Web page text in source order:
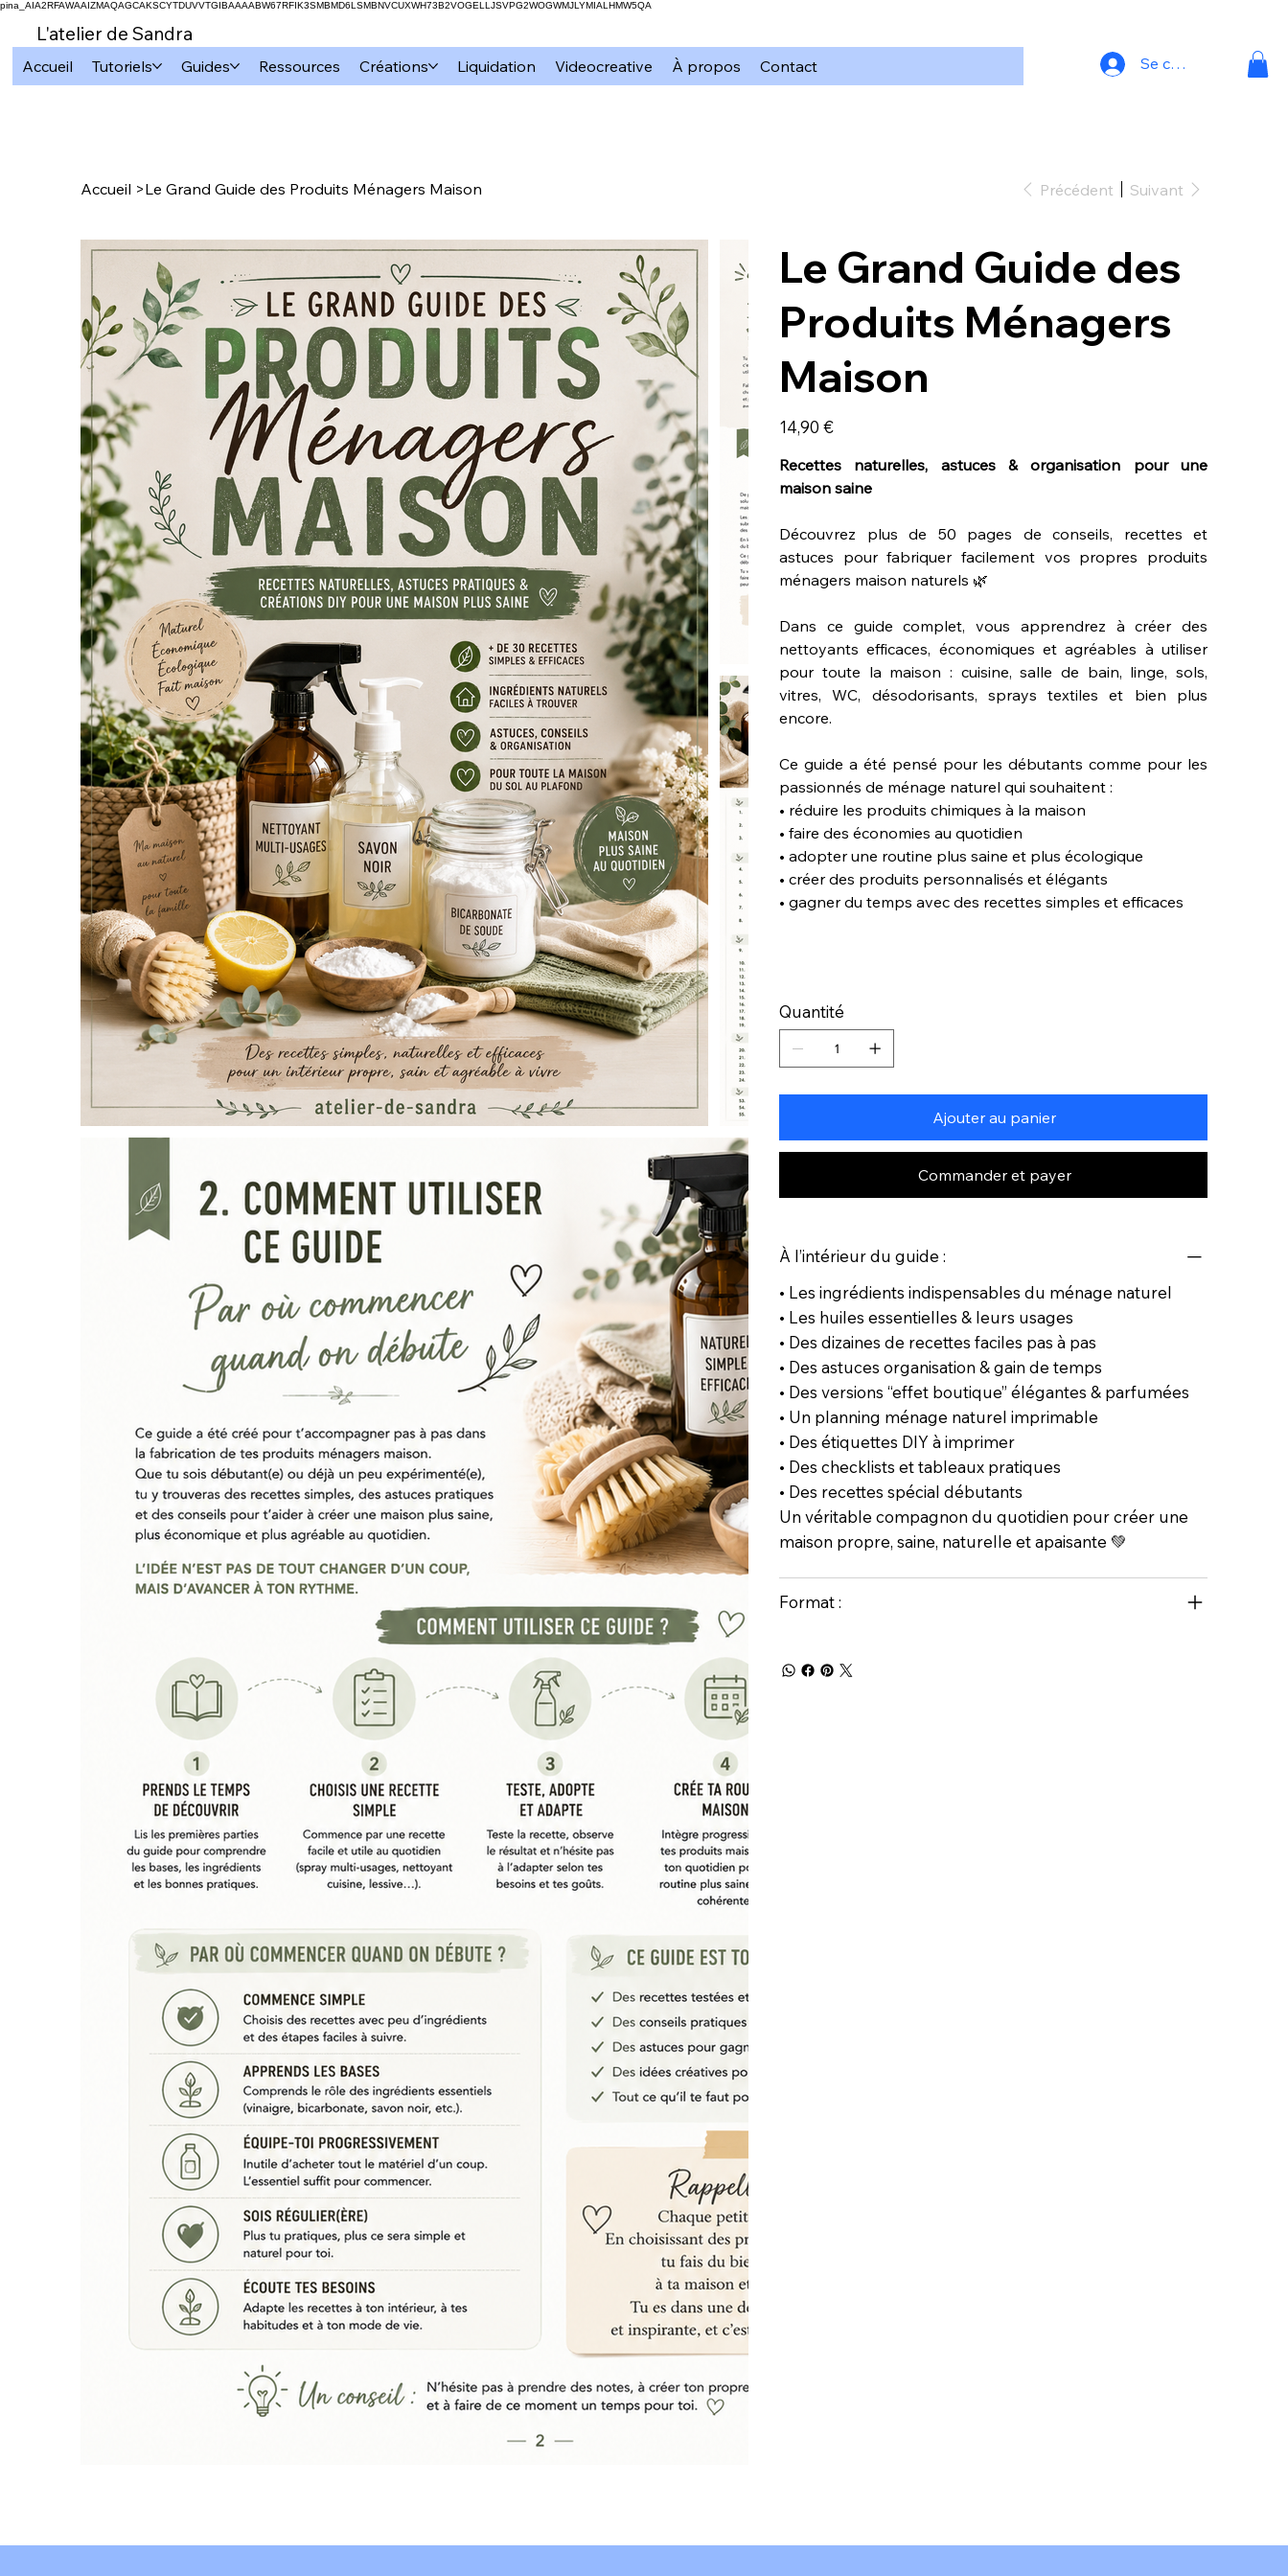
pina_AIA2RFAWAAIZMAQAGCAKSCYTDUVVTGIBAAAABW67RFIK3SMBMD6LSMBNVCUXWH73B2VOGELLJSVPG2WOGWMJLYMIALHMW5QA
L'atelier de Sandra
Se connecter
Accueil Tutoriels Guides Ressources Créations Liquidation Videocreative À propos Contact
Accueil >Le Grand Guide des Produits Ménagers Maison Précédent Suivant
Le Grand Guide des
Produits Ménagers
Maison
Prix
14,90 €
Recettes naturelles, astuces & organisation pour une
maison saine
Découvrez plus de 50 pages de conseils, recettes et
astuces pour fabriquer facilement vos propres produits
ménagers maison naturels 🌿
Dans ce guide complet, vous apprendrez à créer des
nettoyants efficaces, économiques et agréables à utiliser
pour toute la maison : cuisine, salle de bain, linge, sols,
vitres, WC, désodorisants, sprays textiles et bien plus
encore.
Ce guide a été pensé pour les débutants comme pour les
passionnés de ménage naturel qui souhaitent :
• réduire les produits chimiques à la maison
• faire des économies au quotidien
• adopter une routine plus saine et plus écologique
• créer des produits personnalisés et élégants
• gagner du temps avec des recettes simples et efficaces
Quantité
Ajouter au panier
Commander et payer
À l’intérieur du guide :
• Les ingrédients indispensables du ménage naturel
• Les huiles essentielles & leurs usages
• Des dizaines de recettes faciles pas à pas
• Des astuces organisation & gain de temps
• Des versions “effet boutique” élégantes & parfumées
• Un planning ménage naturel imprimable
• Des étiquettes DIY à imprimer
• Des checklists et tableaux pratiques
• Des recettes spécial débutants
Un véritable compagnon du quotidien pour créer une
maison propre, saine, naturelle et apaisante 💚
Format :